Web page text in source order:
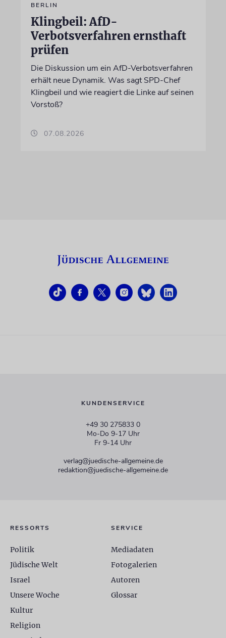
BERLIN
Klingbeil: AfD-
Verbotsverfahren ernsthaft
prüfen
Die Diskussion um ein AfD-Verbotsverfahren
erhält neue Dynamik. Was sagt SPD-Chef
Klingbeil und wie reagiert die Linke auf seinen
Vorstoß?
07.08.2026
KUNDENSERVICE
+49 30 275833 0
Mo-Do 9-17 Uhr
Fr 9-14 Uhr
verlag@juedische-allgemeine.de
redaktion@juedische-allgemeine.de
RESSORTS
Politik
Jüdische Welt
Israel
Unsere Woche
Kultur
Religion
SERVICE
Mediadaten
Fotogalerien
Autoren
Glossar